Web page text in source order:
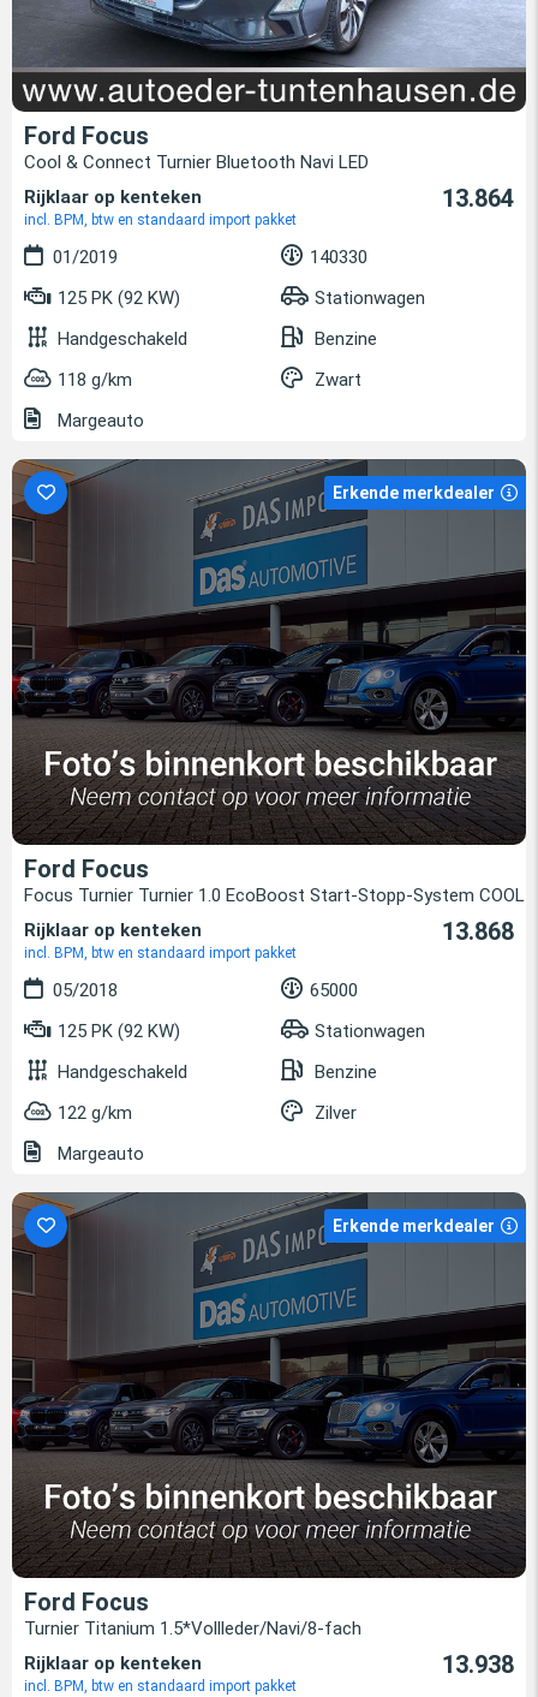
Ford Focus
Cool & Connect Turnier Bluetooth Navi LED
Rijklaar op kenteken
incl. BPM, btw en standaard import pakket
13.864
01/2019
140330
125 PK (92 KW)
Stationwagen
Handgeschakeld
Benzine
118 g/km
Zwart
Margeauto
Erkende merkdealer
Ford Focus
Focus Turnier Turnier 1.0 EcoBoost Start-Stopp-System COOL
Rijklaar op kenteken
incl. BPM, btw en standaard import pakket
13.868
05/2018
65000
125 PK (92 KW)
Stationwagen
Handgeschakeld
Benzine
122 g/km
Zilver
Margeauto
Erkende merkdealer
Ford Focus
Turnier Titanium 1.5*Vollleder/Navi/8-fach
Rijklaar op kenteken
incl. BPM, btw en standaard import pakket
13.938